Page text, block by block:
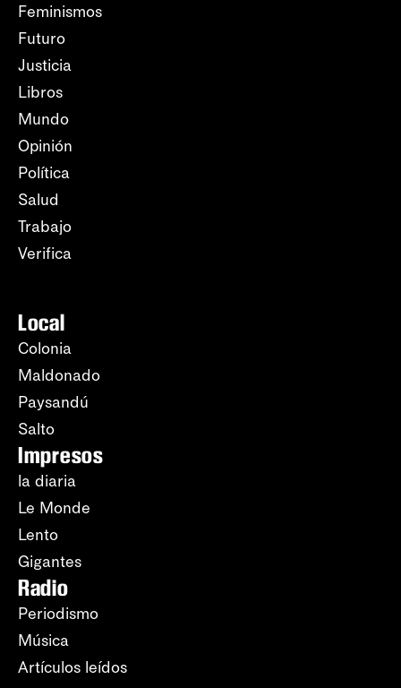
Feminismos
Futuro
Justicia
Libros
Mundo
Opinión
Política
Salud
Trabajo
Verifica
Local
Colonia
Maldonado
Paysandú
Salto
Impresos
la diaria
Le Monde
Lento
Gigantes
Radio
Periodismo
Música
Artículos leídos